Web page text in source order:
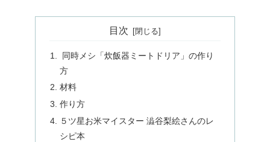
目次
同時メシ「炊飯器ミートドリア」の作り
方
材料
作り方
５ツ星お米マイスター 澁谷梨絵さんのレ
シピ本